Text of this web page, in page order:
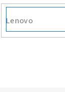
Lenovo